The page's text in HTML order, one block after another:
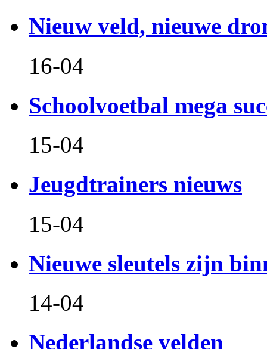
Nieuw veld, nieuwe
16-04
Schoolvoetbal mega
15-04
Jeugdtrainers nieuws
15-04
Nieuwe sleutels zijn
14-04
Nederlandse velden